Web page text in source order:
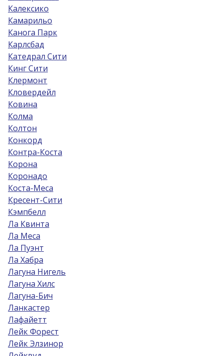
Калексико
Камарильо
Канога Парк
Карлсбад
Катедрал Сити
Кинг Сити
Клермонт
Кловердейл
Ковина
Колма
Колтон
Конкорд
Контра-Коста
Корона
Коронадо
Коста-Меса
Кресент-Сити
Кэмпбелл
Ла Квинта
Ла Меса
Ла Пуэнт
Ла Хабра
Лагуна Нигель
Лагуна Хилс
Лагуна-Бич
Ланкастер
Лафайетт
Лейк Форест
Лейк Элзинор